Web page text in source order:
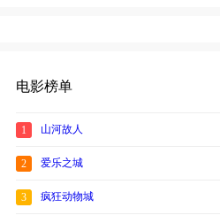
电影榜单
1 山河故人
2 爱乐之城
3 疯狂动物城